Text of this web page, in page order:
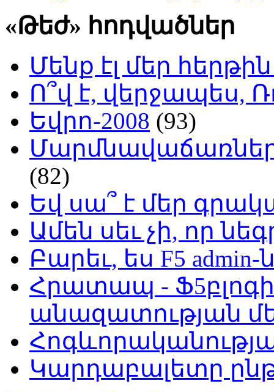
«Թեժ» հոդվածներ
Մենք էլ մեր
Ո՞վ է, վերջապես,
Եվրո-2008 (93)
Մարմնավաճառներ
(82)
Եվ սա՞ է մեր
Ամեն սեւ չի, որ
Բարեւ, ես F5 admin-
Հրատապ -
անազատության
Կարդաբալետը